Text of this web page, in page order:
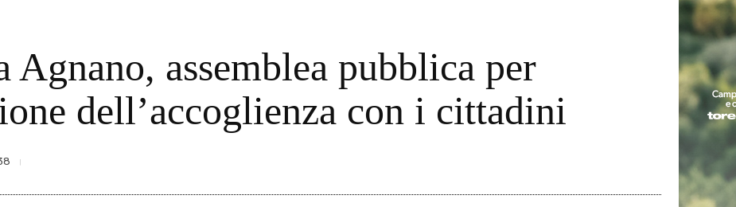
assemblea pubblica per
dell’accoglienza con i cittadini